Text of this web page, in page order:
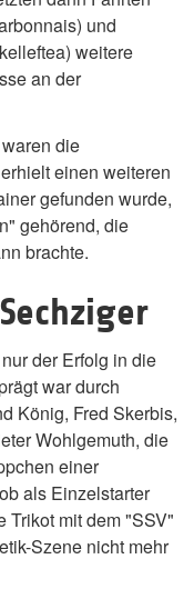
und
weitere
an der
die
einen weiteren
gefunden wurde,
gehörend, die
brachte.
der Erfolg in die
war durch
König, Fred Skerbis,
Wohlgemuth, die
einer
als Einzelstarter
Trikot mit dem "SSV"
Szene nicht mehr